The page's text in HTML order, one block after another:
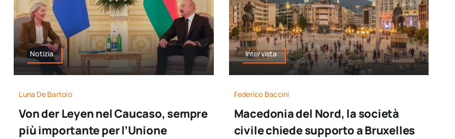
Notizia
Luna De Bartolo
Von der Leyen nel Caucaso, sempre
più importante per l’Unione
Intervista
Federico Baccini
Macedonia del Nord, la società
civile chiede supporto a Bruxelles